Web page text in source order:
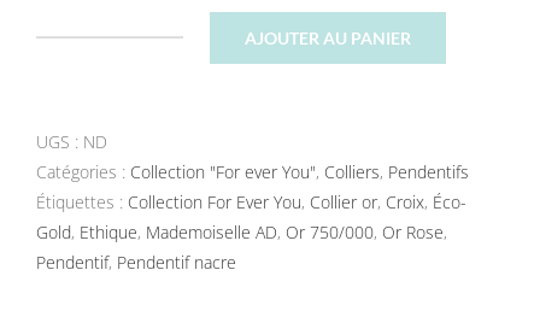
Fleur
NB
AJOUTER AU PANIER
UGS : ND
Catégories : Collection "For ever You", Colliers, Pendentifs
Étiquettes : Collection For Ever You, Collier or, Croix, Éco-
Gold, Ethique, Mademoiselle AD, Or 750/000, Or Rose,
Pendentif, Pendentif nacre